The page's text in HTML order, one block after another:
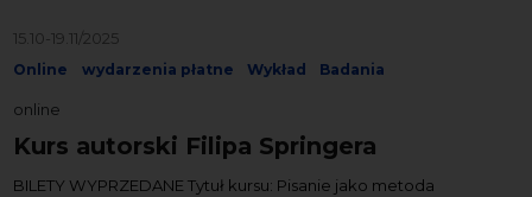
15.10-19.11/2025
Online wydarzenia płatne Wykład Badania
online
Kurs autorski Filipa Springera
BILETY WYPRZEDANE Tytuł kursu: Pisanie jako metoda